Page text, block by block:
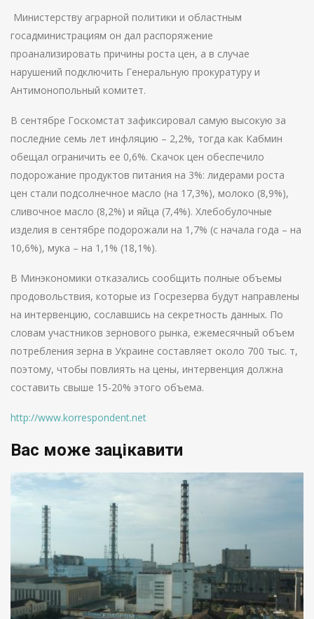
Министерству аграрной политики и областным
госадминистрациям он дал распоряжение
проанализировать причины роста цен, а в случае
нарушений подключить Генеральную прокуратуру и
Антимонопольный комитет.
В сентябре Госкомстат зафиксировал самую высокую за
последние семь лет инфляцию – 2,2%, тогда как Кабмин
обещал ограничить ее 0,6%. Скачок цен обеспечило
подорожание продуктов питания на 3%: лидерами роста
цен стали подсолнечное масло (на 17,3%), молоко (8,9%),
сливочное масло (8,2%) и яйца (7,4%). Хлебобулочные
изделия в сентябре подорожали на 1,7% (с начала года – на
10,6%), мука – на 1,1% (18,1%).
В Минэкономики отказались сообщить полные объемы
продовольствия, которые из Госрезерва будут направлены
на интервенцию, сославшись на секретность данных. По
словам участников зернового рынка, ежемесячный объем
потребления зерна в Украине составляет около 700 тыс. т,
поэтому, чтобы повлиять на цены, интервенция должна
составить свыше 15-20% этого объема.
http://www.korrespondent.net
Вас може зацікавити